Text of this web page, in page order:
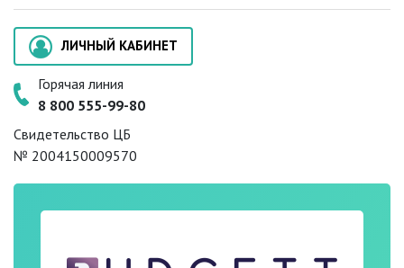
ЛИЧНЫЙ КАБИНЕТ
Горячая линия
8 800 555-99-80
Свидетельство ЦБ
№ 2004150009570